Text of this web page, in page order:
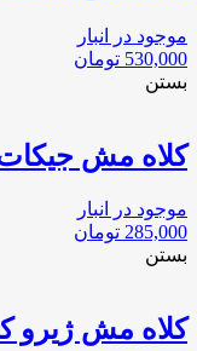
موجود در انبار
530,000 تومان
بستن
كلاه مش جيكات
موجود در انبار
285,000 تومان
بستن
كلاه مش ژيرو كد